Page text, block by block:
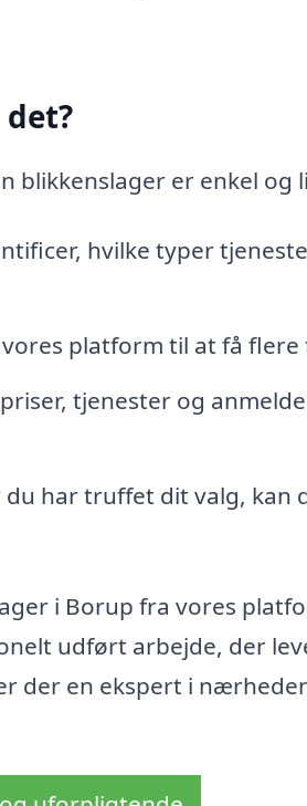
blikkenslager er enkel
hvilke typer
platform til at få
tjenester og
du har truffet dit valg, kan
i Borup fra vores
udført arbejde, der
der en ekspert i